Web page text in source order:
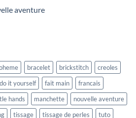
aventure
bracelet brickstitch
creoles
do it yourself fait main
francais
hands manchette
nouvelle aventure
tissage tissage de perles tuto